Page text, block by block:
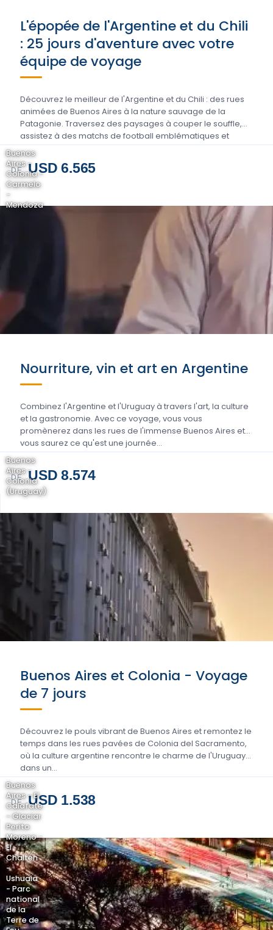
L'épopée de l'Argentine et du Chili
: 25 jours d'aventure avec votre
équipe de voyage
Découvrez le meilleur de l'Argentine et du Chili : des rues
animées de Buenos Aires à la nature sauvage de la
Patagonie. Traversez des paysages à couper le souffle,
assistez à des matchs de football emblématiques et
savourez...
DE USD 6.565
Buenos
Aires -
Colonia -
Carmelo
-
Mendoza
Nourriture, vin et art en Argentine
Combinez l'Argentine et l'Uruguay à travers l'art, la culture
et la gastronomie. Avec ce voyage, vous vous
promènerez dans les rues de l'immense Buenos Aires et
vous saurez ce qu'est une journée...
DE USD 8.574
Buenos
Aires -
Colonia
(Uruguay)
Buenos Aires et Colonia - Voyage
de 7 jours
Découvrez le pouls vibrant de Buenos Aires et remontez le
temps dans les rues pavées de Colonia del Sacramento,
où la culture argentine rencontre le charme de l'Uruguay
dans un...
DE USD 1.538
Buenos
Aires - El
Calafate
- Glaciar
Perito
Moreno -
El
Chaltén
-
Ushuaia
- Parc
national
de la
Terre de